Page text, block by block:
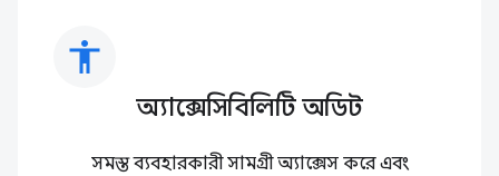
accessibility
অ্যাক্সেসিবিলিটি অডিট
সমস্ত ব্যবহারকারী সামগ্রী অ্যাক্সেস করে এবং